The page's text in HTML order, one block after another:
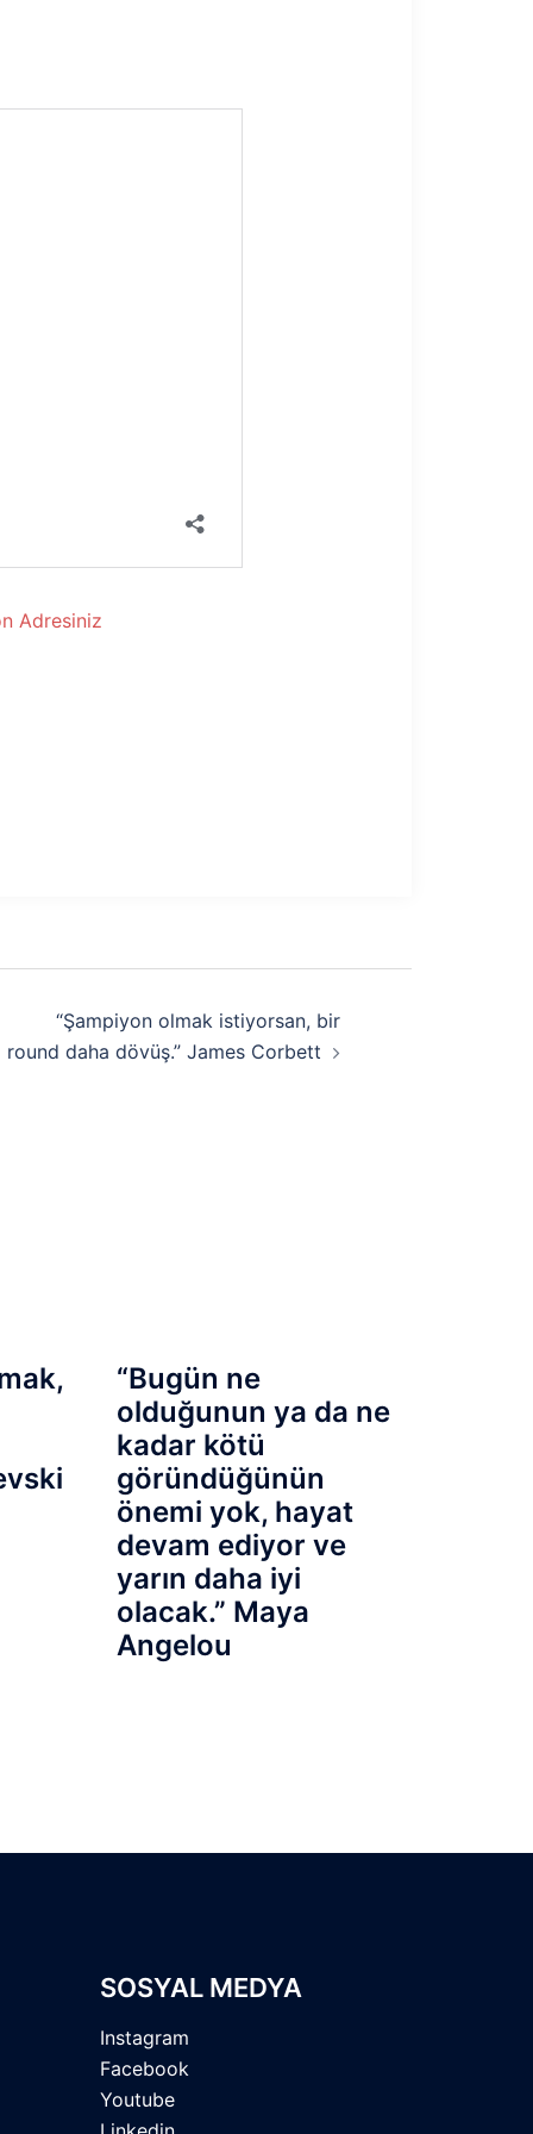
Adresiniz
“Şampiyon olmak istiyorsan, bir
round daha dövüş.” James Corbett
“Bugün ne
olduğunun ya da ne
kadar kötü
göründüğünün
önemi yok, hayat
devam ediyor ve
yarın daha iyi
olacak.” Maya
Angelou
SOSYAL MEDYA
Instagram
Facebook
Youtube